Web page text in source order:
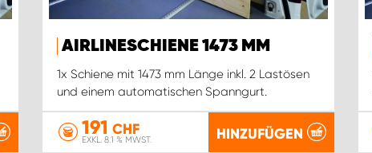
AIRLINESCHIENE 1473 MM
1x Schiene mit 1473 mm Länge inkl. 2 Lastösen
und einem automatischen Spanngurt.
191 CHF
EXKL. 8.1 % MWST. HINZUFÜGEN